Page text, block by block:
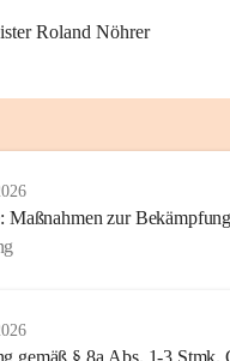
Roland Nöhrer
Maßnahmen zur
gemäß § 8a Abs. 1-3